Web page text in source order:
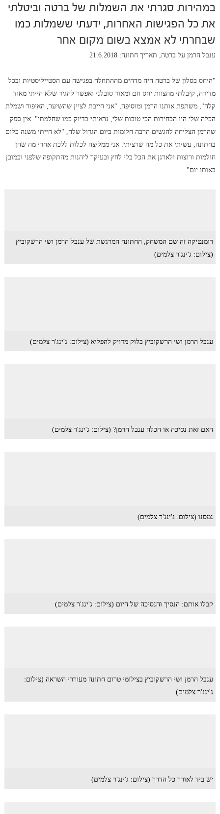
במהירות סגרתי את השמלות של ברטה וביטלתי
את כל הפגישות האחרות, ידעתי ששמלות כמו
שבחרתי לא אמצא בשום מקום אחר
ענבל הרמן על ברטה, תאריך חתונה: 21.6.2018
"היחס בסלון של ברטה היה מדהים מההתחלה בפגישה עם הסטייליסטיות ובכל
מדידה, קיבלתי מהצוות יחס חם ומאוד סובלני ואפשר להגיד שלא הייתי מאוד
קלה", משתפת אותנו הרמן ומוסיפה, "אני חייבת לציין שהשיער, האיפור ושמלת
הכלה שלי היו הבחירות הכי טובות שלי, נראיתי בדיוק כמו שחלמתי". אין ספק
שהרמן הצליחה להגשים הרבה חלומות ביום הגדול שלה, "לא הייתי משנה כלום
בחתונה, עשיתי את כל מה שרציתי. אני ממליצה לכלות ללכת אחרי מה שהן
חולמות ורוצות ולארגן את הכל בלי לחץ ובעיקר ליהנות מהתקופה שלפני וכמובן
באותו יום".
רומנטיקה זה שם המשחק, החתונה המרגשת של ענבל הרמן ושי הרשקוביץ
(צילום: ג'ינג'ר צלמים)
ענבל הרמן ושי הרשקוביץ בלוק מדויק להפליא (צילום: ג'ינג'ר צלמים)
האם זאת נסיכה או הכלה ענבל הרמן? (צילום: ג'ינג'ר צלמים)
נמסנו (צילום: ג'ינג'ר צלמים)
קבלו אותם: הנסיך והנסיכה של היום (צילום: ג'ינג'ר צלמים)
ענבל הרמן ושי הרשקוביץ בצילומי טרום חתונה מעוררי השראה (צילום:
ג'ינג'ר צלמים)
יש ביד לאורך כל הדרך (צילום: ג'ינג'ר צלמים)